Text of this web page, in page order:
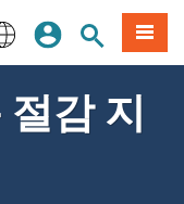
English
로그인사이트 검색
메뉴
감 지